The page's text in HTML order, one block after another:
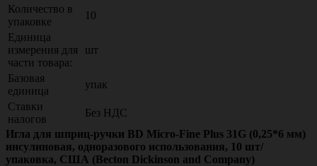
Количество в
упаковке
10
Единица
измерения для
части товара:
шт
Базовая
единица
упак
Ставки
налогов
Без НДС
Игла для шприц-ручки BD Micro-Fine Plus 31G (0,25*6 мм)
инсулиновая, одноразового использования, 10 шт/
упаковка, США (Becton Dickinson and Company)